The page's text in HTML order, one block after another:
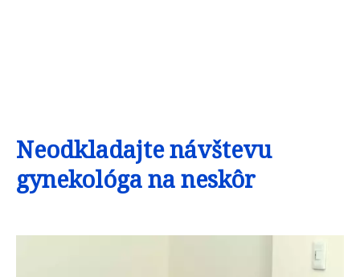
Neodkladajte návštevu
gynekológa na neskôr